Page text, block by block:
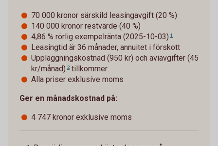
70 000 kronor särskild leasingavgift (20 %)
140 000 kronor restvärde (40 %)
4,86 % rörlig exempelränta (2025-10-03) 1
Leasingtid är 36 månader, annuitet i förskott
Uppläggningskostnad (950 kr) och aviavgifter (45
kr/månad) 2tillkommer
Alla priser exklusive moms
Ger en månadskostnad på:
4 747 kronor exklusive moms